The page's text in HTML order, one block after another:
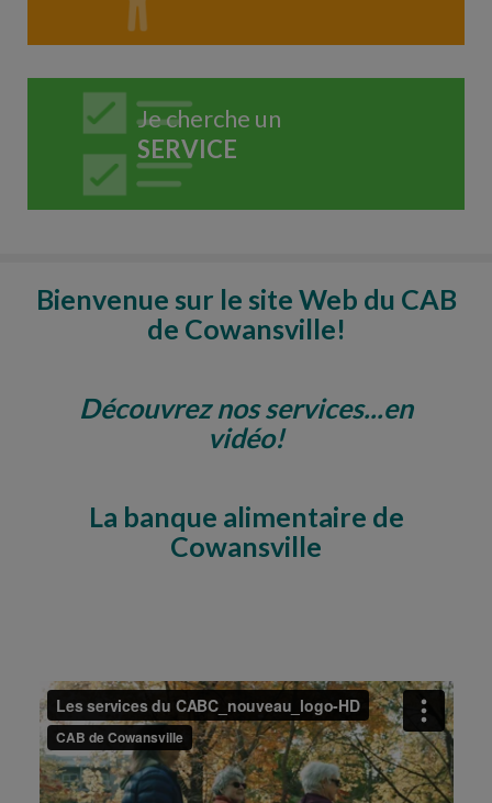
Je cherche un
SERVICE
Bienvenue sur le site Web du CAB
de Cowansville!
Découvrez nos services...en
vidéo!
La banque alimentaire de
Cowansville